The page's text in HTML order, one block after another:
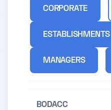
CORPORATE
ESTABLISHMENTS
MANAGERS
BODACC